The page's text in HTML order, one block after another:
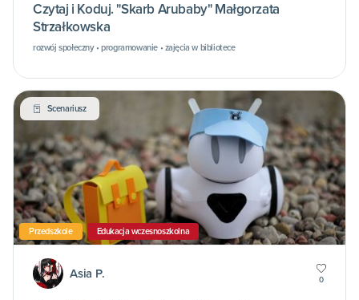
Czytaj i Koduj. "Skarb Arubaby" Małgorzata
Strzałkowska
rozwój społeczny • programowanie • zajęcia w bibliotece
Scenariusz
Przedszkole Edukacja wczesnoszkolna
Asia P. 0